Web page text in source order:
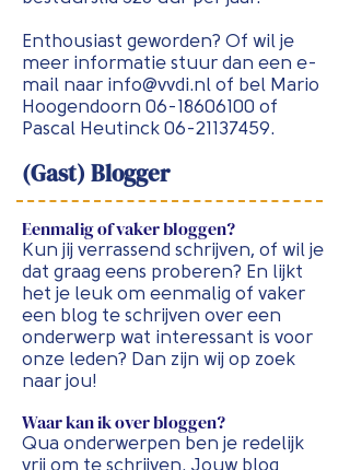
Enthousiast geworden? Of wil je
meer informatie stuur dan een e-
mail naar info@vvdi.nl of bel Mario
Hoogendoorn 06-18606100 of
Pascal Heutinck 06-21137459.
(Gast) Blogger
Eenmalig of vaker bloggen?
Kun jij verrassend schrijven, of wil je
dat graag eens proberen? En lijkt
het je leuk om eenmalig of vaker
een blog te schrijven over een
onderwerp wat interessant is voor
onze leden? Dan zijn wij op zoek
naar jou!
Waar kan ik over bloggen?
Qua onderwerpen ben je redelijk
vrij om te schrijven. Jouw blog